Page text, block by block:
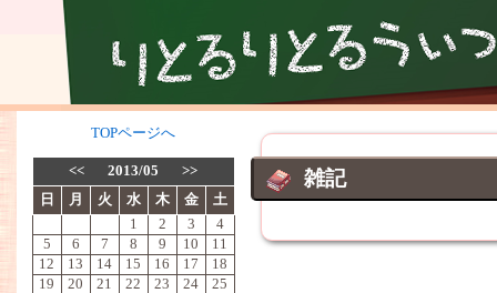
TOPページへ
<< 2013/05
>>
日
月 火 水 木 金
土
1
2 3
4
5
6 7 8 9 10
11
12
13 14 15 16 17
18
19
20 21 22 23 24
25
雑記